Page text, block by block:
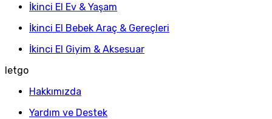
İkinci El Ev & Yaşam
İkinci El Bebek Araç & Gereçleri
İkinci El Giyim & Aksesuar
letgo
Hakkımızda
Yardım ve Destek